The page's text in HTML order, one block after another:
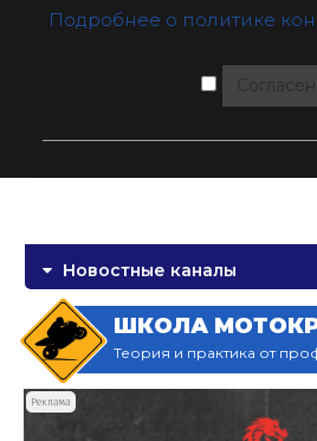
Подробнее о политике
Согласен
Новостные каналы
ШКОЛА
Теория и практика от
Реклама